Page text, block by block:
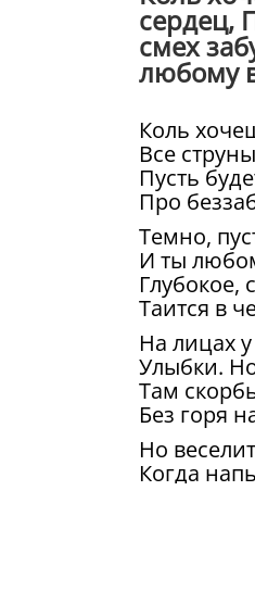
сердец,
смех
любому
Коль
Все
Пусть
Про
Темно,
И ты
Таится в
На лицах
Улыбки.
Там
Без горя
Но
Когда